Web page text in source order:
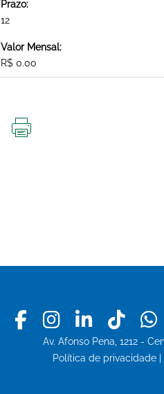
Prazo:
12
Valor Mensal:
R$ 0.00
Facebook
Instagram
Linkedin
Av. Afonso Pena, 1212 -
Política de privacidade